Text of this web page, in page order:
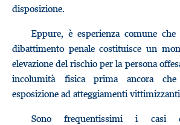
disposizione.
Eppure, è esperienza comune
dibattimento penale costituisce un
elevazione del rischio per la persona
incolumità fisica prima ancora
esposizione ad atteggiamenti
Sono frequentissimi i casi